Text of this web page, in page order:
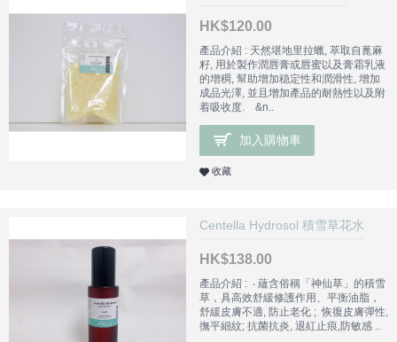
HK$120.00
產品介紹 : 天然堪地里拉蠟, 萃取自蓖麻
籽, 用於製作潤唇膏或唇蜜以及膏霜乳液
的增稠, 幫助增加稳定性和潤滑性, 增加
成品光澤, 並且增加產品的耐熱性以及附
着吸收度. &n..
加入購物車
收藏
Centella Hydrosol 積雪草花水
HK$138.00
產品介紹 : ‧ 蘊含俗稱「神仙草」的積雪
草，具高效舒緩修護作用、平衡油脂，
舒緩皮膚不適, 防止老化 ; 恢復皮膚彈性,
撫平細紋; 抗菌抗炎, 退紅止痕,防敏感 ..